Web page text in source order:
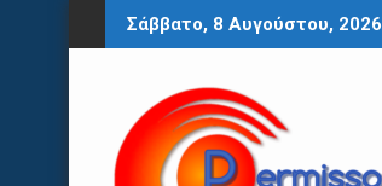
Περάστε
στο
Σάββατο, 8 Αυγούστου, 2026